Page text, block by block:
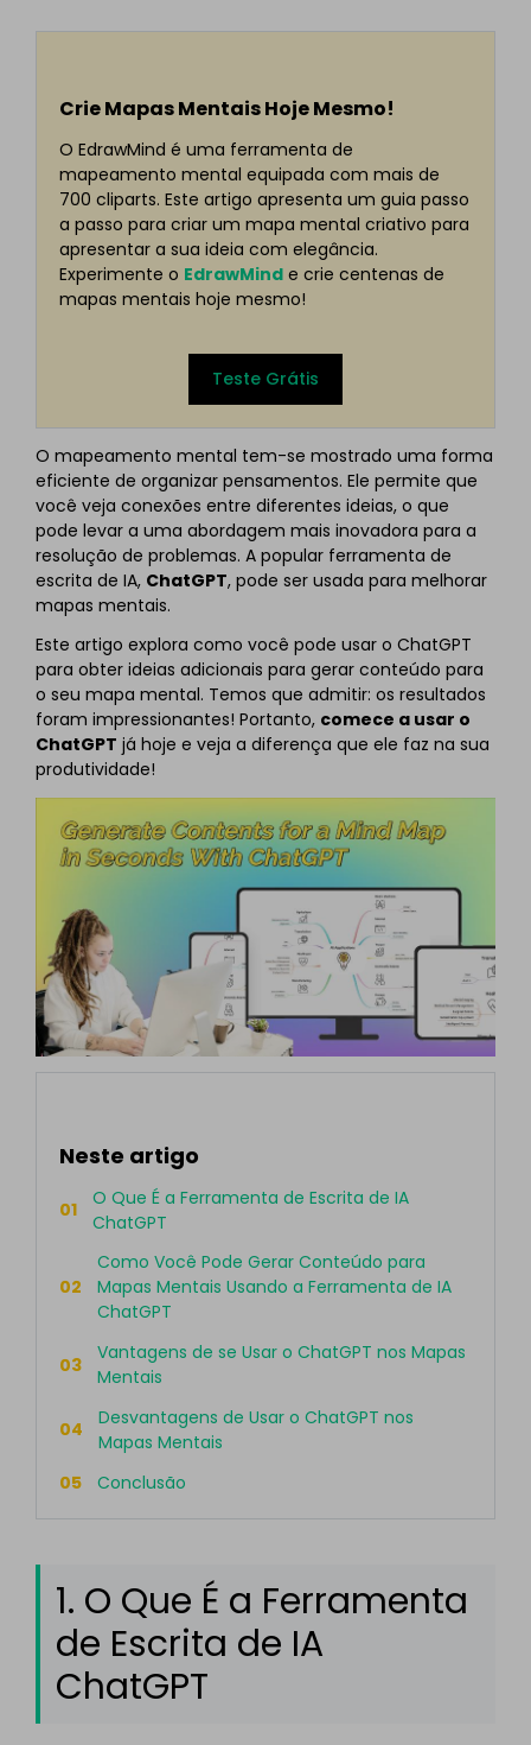
Crie Mapas Mentais Hoje Mesmo!
O EdrawMind é uma ferramenta de
mapeamento mental equipada com mais de
700 cliparts. Este artigo apresenta um guia passo
a passo para criar um mapa mental criativo para
apresentar a sua ideia com elegância.
Experimente o EdrawMind e crie centenas de
mapas mentais hoje mesmo!
Teste Grátis
O mapeamento mental tem-se mostrado uma forma
eficiente de organizar pensamentos. Ele permite que
você veja conexões entre diferentes ideias, o que
pode levar a uma abordagem mais inovadora para a
resolução de problemas. A popular ferramenta de
escrita de IA, ChatGPT, pode ser usada para melhorar
mapas mentais.
Este artigo explora como você pode usar o ChatGPT
para obter ideias adicionais para gerar conteúdo para
o seu mapa mental. Temos que admitir: os resultados
foram impressionantes! Portanto, comece a usar o
ChatGPT já hoje e veja a diferença que ele faz na sua
produtividade!
Neste artigo
01
O Que É a Ferramenta de Escrita de IA
ChatGPT
02
Como Você Pode Gerar Conteúdo para
Mapas Mentais Usando a Ferramenta de IA
ChatGPT
03
Vantagens de se Usar o ChatGPT nos Mapas
Mentais
04
Desvantagens de Usar o ChatGPT nos
Mapas Mentais
05
Conclusão
1. O Que É a Ferramenta
de Escrita de IA
ChatGPT